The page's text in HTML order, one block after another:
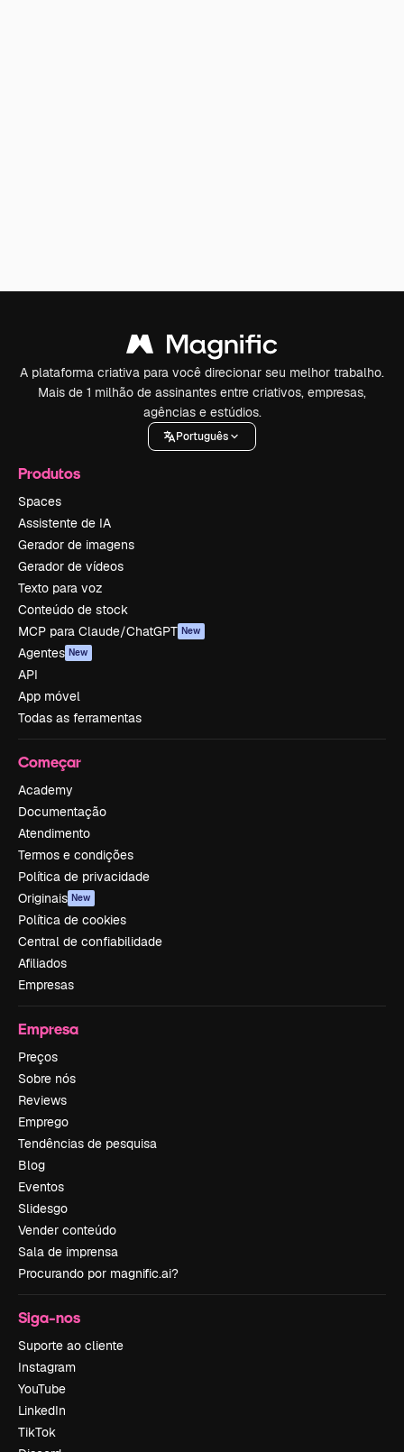
A plataforma criativa para você direcionar seu melhor trabalho.
Mais de 1 milhão de assinantes entre criativos, empresas,
agências e estúdios.
Português
Produtos
Spaces
Assistente de IA
Gerador de imagens
Gerador de vídeos
Texto para voz
Conteúdo de stock
MCP para Claude/ChatGPT New
Agentes New
API
App móvel
Todas as ferramentas
Começar
Academy
Documentação
Atendimento
Termos e condições
Política de privacidade
Originais New
Política de cookies
Central de confiabilidade
Afiliados
Empresas
Empresa
Preços
Sobre nós
Reviews
Emprego
Tendências de pesquisa
Blog
Eventos
Slidesgo
Vender conteúdo
Sala de imprensa
Procurando por magnific.ai?
Siga-nos
Suporte ao cliente
Instagram
YouTube
LinkedIn
TikTok